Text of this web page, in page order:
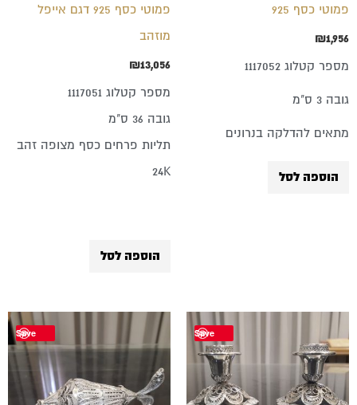
פמוטי כסף 925
₪1,956
מספר קטלוג 1117052
גובה 3 ס"מ
מתאים להדלקה בנרונים
הוספה לסל
פמוטי כסף 925 דגם אייפל
מוזהב
₪13,056
מספר קטלוג 1117051
גובה 36 ס"מ
תליות פרחים כסף מצופה זהב
24K
הוספה לסל
Save
Save